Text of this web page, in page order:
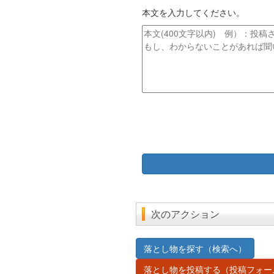
レ
ス
ト
ル
本文を入力してください。
本
文
次のアクション
落とし物を探す（検索へ）
落とし物を投稿する（投稿フォ